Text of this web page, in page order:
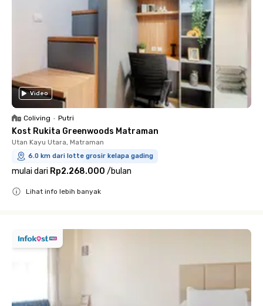
Video
Coliving • Putri
Kost Rukita Greenwoods Matraman
Utan Kayu Utara, Matraman
6.0 km dari lotte grosir kelapa gading
mulai dari Rp2.268.000 /bulan
Lihat info lebih banyak